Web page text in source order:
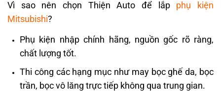
Vì sao nên chọn Thiện Auto để lắp phụ kiện
Mitsubishi?
Phụ kiện nhập chính hãng, nguồn gốc rõ ràng,
chất lượng tốt.
Thi công các hạng mục như may bọc ghế da, bọc
trần, bọc vô lăng trực tiếp không qua trung gian.